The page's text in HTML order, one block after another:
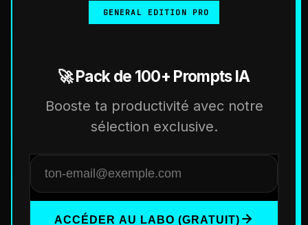
GENERAL EDITION PRO
🚀 Pack de 100+ Prompts IA
Booste ta productivité avec notre
sélection exclusive.
ACCÉDER AU LABO (GRATUIT)